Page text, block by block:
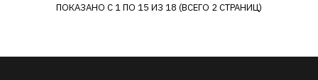
ПОКАЗАНО С 1 ПО 15 ИЗ 18 (ВСЕГО 2 СТРАНИЦ)